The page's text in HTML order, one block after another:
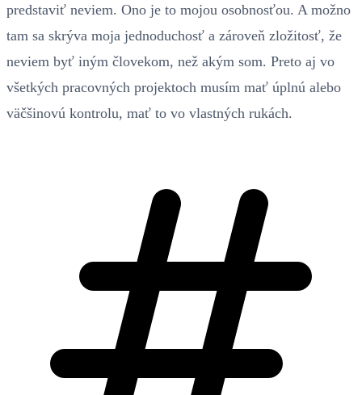
predstaviť neviem. Ono je to mojou osobnosťou. A možno
tam sa skrýva moja jednoduchosť a zároveň zložitosť, že
neviem byť iným človekom, než akým som. Preto aj vo
všetkých pracovných projektoch musím mať úplnú alebo
väčšinovú kontrolu, mať to vo vlastných rukách.